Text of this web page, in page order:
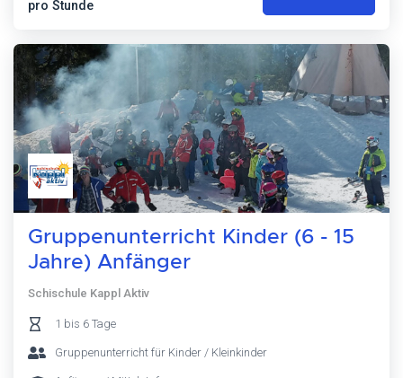
pro Stunde
Gruppenunterricht Kinder (6 - 15
Jahre) Anfänger
Schischule Kappl Aktiv
1 bis 6 Tage
Gruppenunterricht für Kinder / Kleinkinder